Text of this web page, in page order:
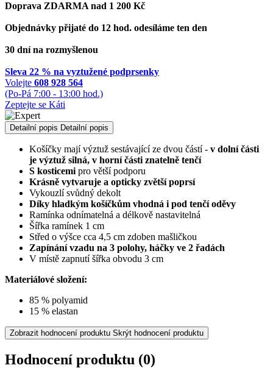
Doprava ZDARMA nad 1 200 Kč
Objednávky přijaté do 12 hod. odesíláme ten den
30 dní na rozmyšlenou
Sleva 22 % na vyztužené podprsenky
Volejte 608 928 564
(Po-Pá 7:00 - 13:00 hod.)
Zeptejte se Káti
Detailní popis Detailní popis
Košíčky mají výztuž sestávající ze dvou částí - v dolní části
je výztuž silná, v horní části znatelně tenčí
S kosticemi pro větší podporu
Krásně vytvaruje a opticky zvětší poprsí
Vykouzlí svůdný dekolt
Díky hladkým košíčkům vhodná i pod tenčí oděvy
Ramínka odnímatelná a délkově nastavitelná
Šířka ramínek 1 cm
Střed o výšce cca 4,5 cm zdoben mašličkou
Zapínání vzadu na 3 polohy, háčky ve 2 řadách
V místě zapnutí šířka obvodu 3 cm
Materiálové složení:
85 % polyamid
15 % elastan
Zobrazit hodnocení produktu Skrýt hodnocení produktu
Hodnocení produktu (0)